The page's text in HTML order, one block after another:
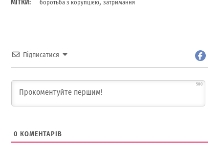
МІТКИ: боротьба з корупцією затримання
Підписатися
500
0 КОМЕНТАРІВ